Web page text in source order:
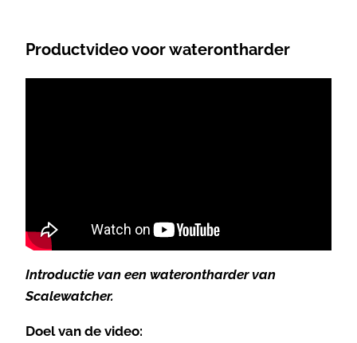
Productvideo voor waterontharder
Introductie van een waterontharder van
Scalewatcher.
Doel van de video: